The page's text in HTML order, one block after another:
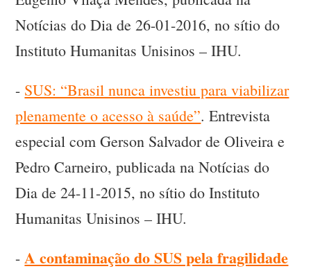
Notícias do Dia de 26-01-2016, no sítio do
Instituto Humanitas Unisinos – IHU.
- SUS: “Brasil nunca investiu para viabilizar
plenamente o acesso à saúde”. Entrevista
especial com Gerson Salvador de Oliveira e
Pedro Carneiro, publicada na Notícias do
Dia de 24-11-2015, no sítio do Instituto
Humanitas Unisinos – IHU.
-A contaminação do SUS pela fragilidade